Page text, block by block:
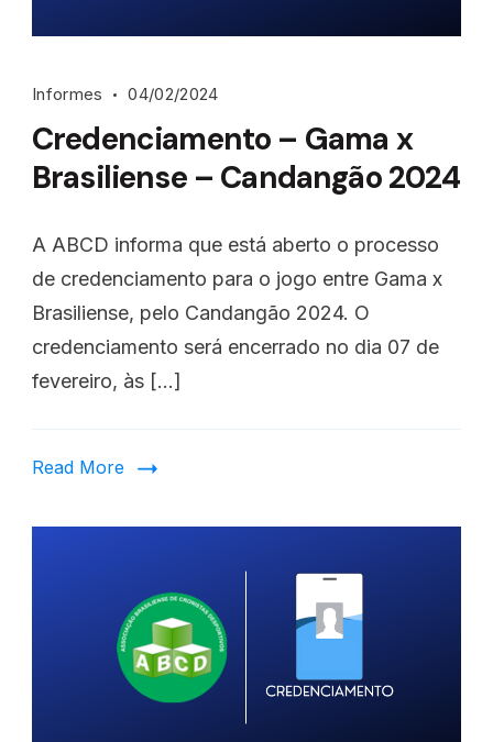
Informes 04/02/2024
Credenciamento – Gama x
Brasiliense – Candangão 2024
A ABCD informa que está aberto o processo
de credenciamento para o jogo entre Gama x
Brasiliense, pelo Candangão 2024. O
credenciamento será encerrado no dia 07 de
fevereiro, às […]
Read More